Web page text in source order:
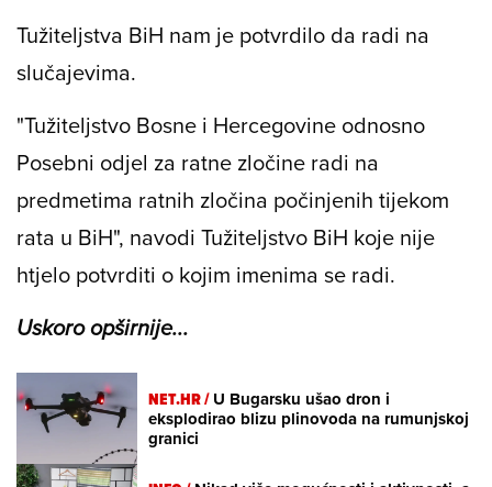
Tužiteljstva BiH nam je potvrdilo da radi na
slučajevima.
"Tužiteljstvo Bosne i Hercegovine odnosno
Posebni odjel za ratne zločine radi na
predmetima ratnih zločina počinjenih tijekom
rata u BiH", navodi Tužiteljstvo BiH koje nije
htjelo potvrditi o kojim imenima se radi.
Uskoro opširnije...
NET.HR /U Bugarsku ušao dron i
eksplodirao blizu plinovoda na rumunjskoj
granici